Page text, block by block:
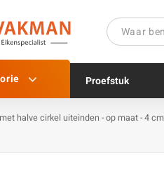
Proefstuk
halve cirkel uiteinden - op maat - 4